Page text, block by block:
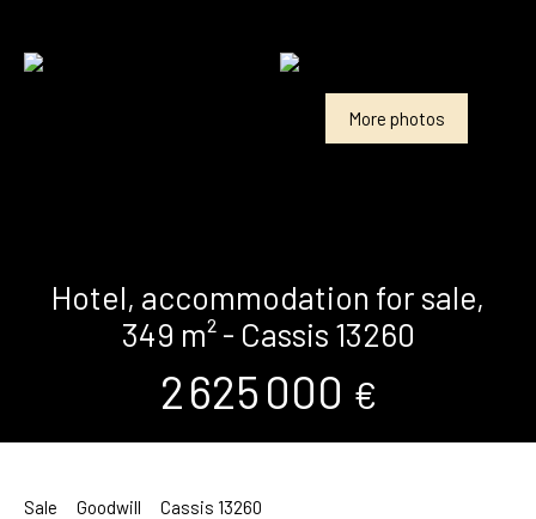
More photos
Hotel, accommodation for sale,
349 m² - Cassis 13260
2 625 000 €
Sale Goodwill
Cassis 13260